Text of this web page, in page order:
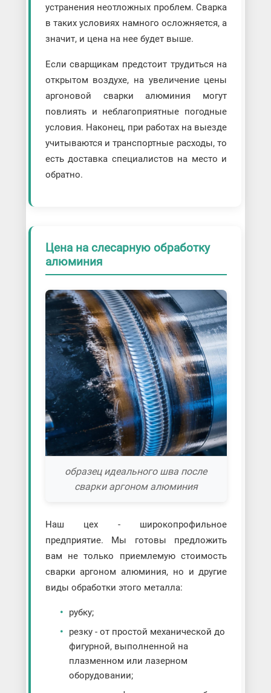
устранения неотложных проблем. Сварка
в таких условиях намного осложняется, а
значит, и цена на нее будет выше.
Если сварщикам предстоит трудиться на
открытом воздухе, на увеличение цены
аргоновой сварки алюминия могут
повлиять и неблагоприятные погодные
условия. Наконец, при работах на выезде
учитываются и транспортные расходы, то
есть доставка специалистов на место и
обратно.
Цена на слесарную обработку
алюминия
образец идеального шва после
сварки аргоном алюминия
Наш цех - широкопрофильное
предприятие. Мы готовы предложить
вам не только приемлемую стоимость
сварки аргоном алюминия, но и другие
виды обработки этого металла:
рубку;
резку - от простой механической до
фигурной, выполненной на
плазменном или лазерном
оборудовании;